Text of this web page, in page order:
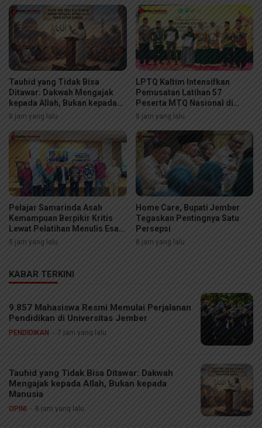
Tauhid yang Tidak Bisa
Ditawar: Dakwah Mengajak
kepada Allah, Bukan kepada
Manusia
8 jam yang lalu
LPTQ Kaltim Intensifkan
Pemusatan Latihan 57
Peserta MTQ Nasional di
Jakarta, Siap Pertahankan
8 jam yang lalu
Pelajar Samarinda Asah
Kemampuan Berpikir Kritis
Lewat Pelatihan Menulis Esai
“Pena Pemimpin Muda”
8 jam yang lalu
Home Care, Bupati Jember
Tegaskan Pentingnya Satu
Persepsi
8 jam yang lalu
KABAR TERKINI
9.857 Mahasiswa Resmi Memulai Perjalanan
Pendidikan di Universitas Jember
PENDIDIKAN 7 jam yang lalu
Tauhid yang Tidak Bisa Ditawar: Dakwah
Mengajak kepada Allah, Bukan kepada
Manusia
OPINI 8 jam yang lalu